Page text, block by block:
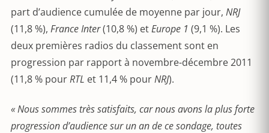
part d’audience cumulée de moyenne par jour, NRJ
(11,8 %), France Inter(10,8 %) etEurope 1 (9,1 %). Les
deux premières radios du classement sont en
progression par rapport à novembre-décembre 2011
(11,8 % pourRTL et 11,4 % pourNRJ).
« Nous sommes très satisfaits, car nous avons la plus forte
progression d’audience sur un an de ce sondage, toutes